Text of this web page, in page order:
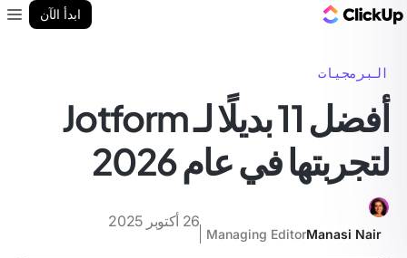
ابدأ الآن
البرمجيات
أفضل 11 بديلًا لـ Jotform
لتجربتها في عام 2026
Manasi Nair
Managing Editor
26 أكتوبر 2025